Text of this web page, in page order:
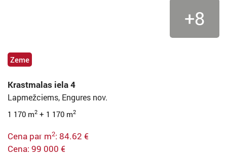
+8
Zeme
Krastmalas iela 4
Lapmežciems, Engures nov.
1 170 m2 + 1 170 m2
Cena par m2: 84.62 €
Cena: 99 000 €